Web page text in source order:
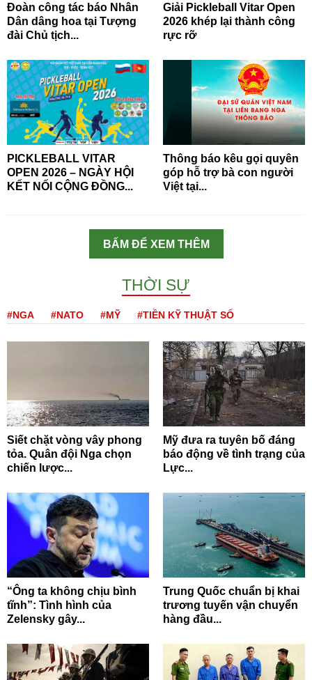
Đoàn công tác báo Nhân
Dân dâng hoa tại Tượng
đài Chủ tịch...
Giải Pickleball Vitar Open
2026 khép lại thành công
rực rỡ
PICKLEBALL VITAR
OPEN 2026 – NGÀY HỘI
KẾT NỐI CỘNG ĐỒNG...
Thông báo kêu gọi quyên
góp hỗ trợ bà con người
Việt tại...
BẤM ĐỂ XEM THÊM
THỜI SỰ
#NGA #NATO #MỸ #TIỀN KỸ THUẬT SỐ
Siết chặt vòng vây phong
tỏa. Quân đội Nga chọn
chiến lược...
Mỹ đưa ra tuyên bố đáng
báo động về tình trạng của
Lực...
“Ông ta không chịu bình
tĩnh”: Tình hình của
Zelensky gây...
Trung Quốc chuẩn bị khai
trương tuyến vận chuyển
hàng đầu...